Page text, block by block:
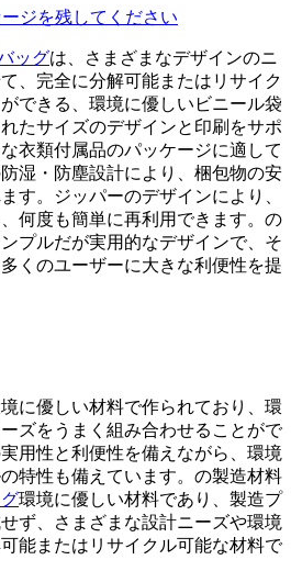
ージを残してください
ッグは、さまざまなデザインのニ
、完全に分解可能またはリサイク
できる、環境に優しいビニール袋
たサイズのデザインと印刷をサポ
衣類付属品のパッケージに適して
湿・防塵設計により、梱包物の安
す。ジッパーのデザインにより、
何度も簡単に再利用できます。の
ンプルだが実用的なデザインで、そ
くのユーザーに大きな利便性を提
に優しい材料で作られており、環
ズをうまく組み合わせることがで
用性と利便性を備えながら、環境
特性も備えています。の製造材料
環境に優しい材料であり、製造プ
ず、さまざまな設計ニーズや環境
能またはリサイクル可能な材料で